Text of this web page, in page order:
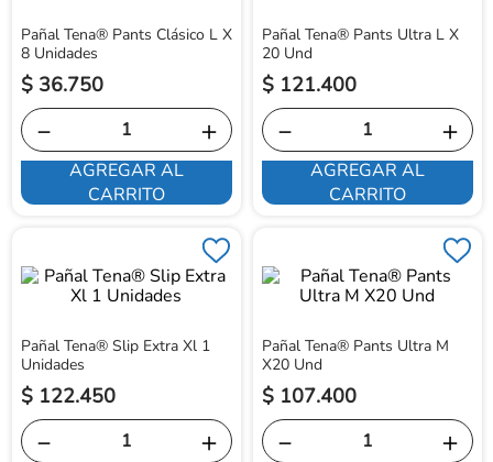
Pañal Tena® Pants Clásico L X
8 Unidades
$ 36.750
＋
－
AGREGAR AL
CARRITO
Pañal Tena® Pants Ultra L X
20 Und
$ 121.400
＋
－
AGREGAR AL
CARRITO
Pañal Tena® Slip Extra Xl 1
Unidades
$ 122.450
＋
－
Pañal Tena® Pants Ultra M
X20 Und
$ 107.400
＋
－